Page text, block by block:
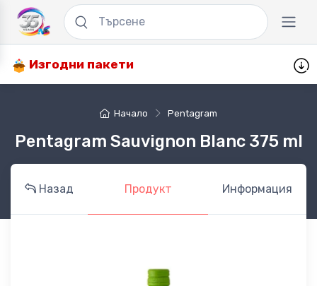
Изгодни пакети
Начало Pentagram
Pentagram Sauvignon Blanc 375 ml
Назад Продукт Информация